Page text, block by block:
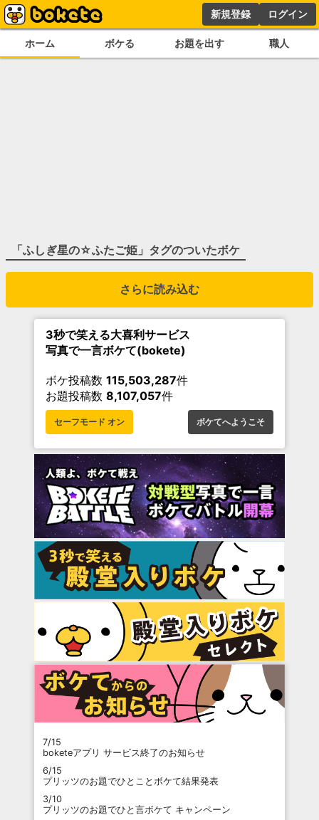
新規登録 ログイン
ホーム ボケる お題を出す 職人
「ふしぎ星の☆ふたご姫 」タグのついたボケ
さらに読み込む
3秒で笑える大喜利サービス
写真で一言ボケて(bokete)
ボケ投稿数 115,503,287件
お題投稿数 8,107,057件
セーフモード オン ボケてへようこそ
7/15
boketeアプリ サービス終了のお知らせ
6/15
プリッツのお題でひとことボケて結果発表
3/10
プリッツのお題でひと言ボケて キャンペーン